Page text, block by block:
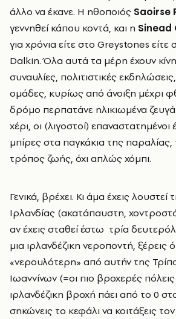
άλλο να έκανε. Η ηθοποιός Saoirse
γεννηθεί κάπου κοντά, και η Sinead
για χρόνια είτε στο Greystones είτε
Dalkin. Όλα αυτά τα μέρη έχουν
συναυλίες, πολιτιστικές
ομάδες, κυρίως από άνοιξη μέχρι
δρόμο περπατάνε ηλικιωμένα
χέρι, οι (λιγοστοί) επαναστατημένοι
μπίρες στα παγκάκια της παραλίας,
τρόπος ζωής, όχι απλώς χόμπι.
Γενικά, βρέχει. Κι άμα έχεις
Ιρλανδίας (ακατάπαυστη,
αν έχεις σταθεί έστω τρία
μια ιρλανδέζικη νεροποντή, ξέρεις
«νερουλότερη» από αυτήν της
Ιωαννίνων (=οι πιο βροχερές
ιρλανδέζικη βροχή πάει από το 0
σηκώνεις το κεφάλι να κοιτάξεις